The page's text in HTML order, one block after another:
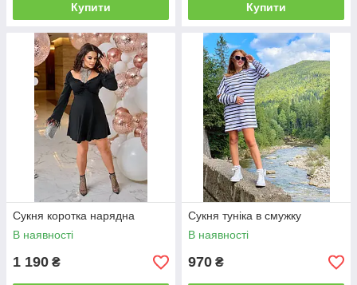
Купити Купити
Сукня коротка нарядна
В наявності
1 190 ₴
Сукня туніка в смужку
В наявності
970 ₴